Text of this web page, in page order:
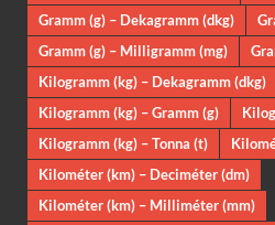
Gramm (g) – Dekagramm (dkg)
Gramm (g) – Milligramm (mg)
Kilogramm (kg) – Dekagramm (dkg)
Kilogramm (kg) – Gramm (g)
Kilogramm (kg) – Tonna (t)
Kilométer (km) – Deciméter (dm)
Kilométer (km) – Milliméter (mm)